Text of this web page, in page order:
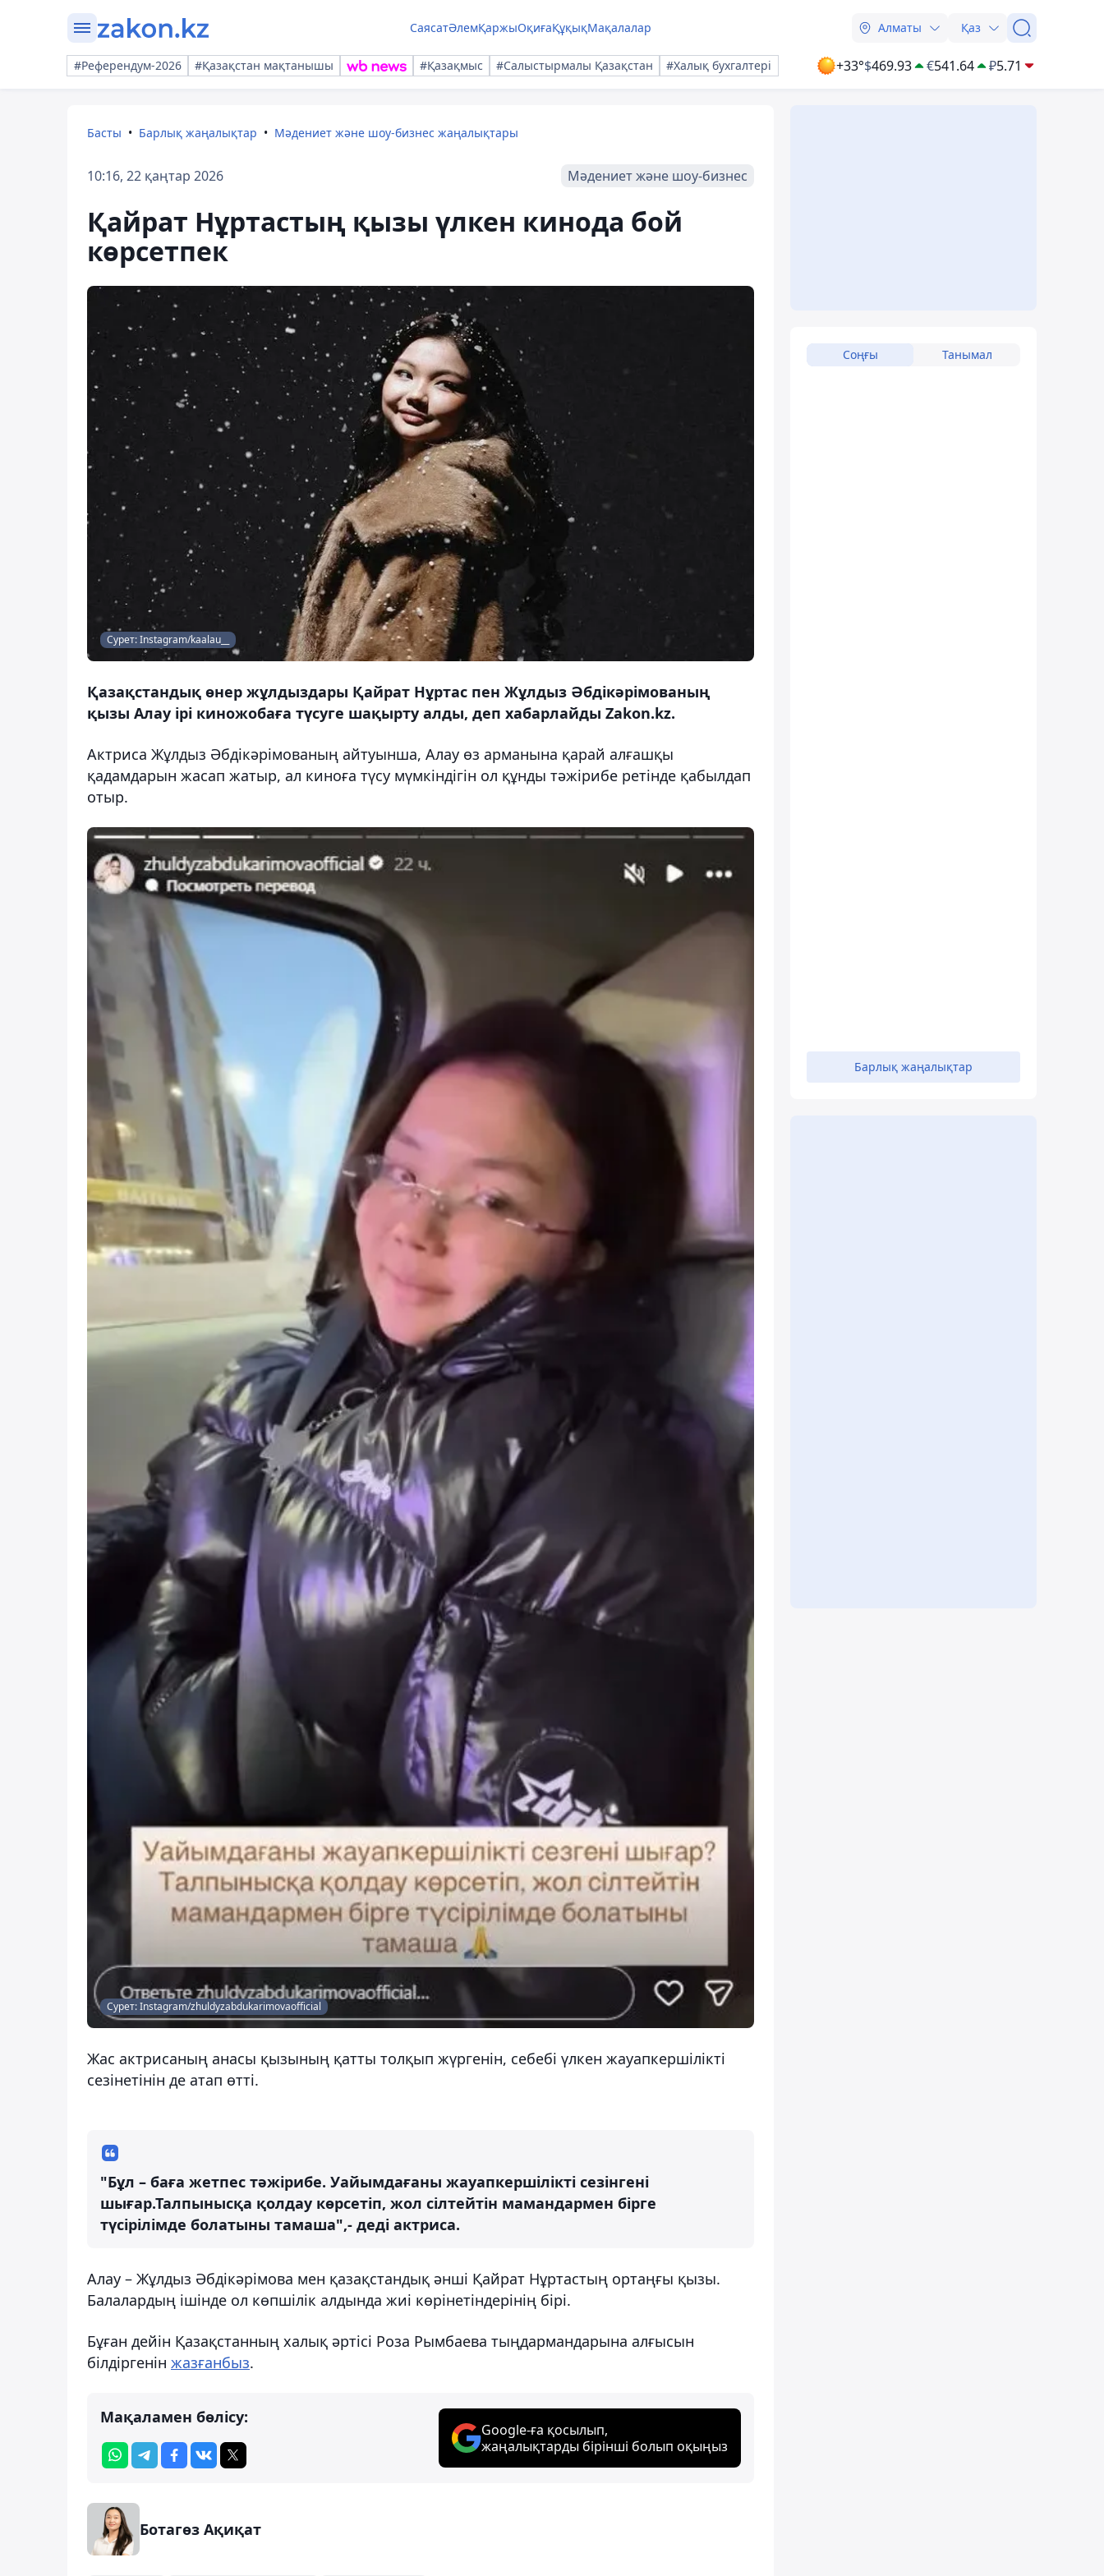
СаясатӘлемҚаржыОқиғаҚұқықМақалалар Алматы Қаз
#Референдум-2026 #Қазақстан мақтанышы #Қазақмыс #Салыстырмалы Қазақстан #Халық бухгалтері +33°$469.93 €541.64 ₽5.71
Басты Барлық жаңалықтар Мәдениет және шоу-бизнес жаңалықтары
10:16, 22 қаңтар 2026 Мәдениет және шоу-бизнес
Қайрат Нұртастың қызы үлкен кинода бой
көрсетпек
Сурет: Instagram/kaalau__
Қазақстандық өнер жұлдыздары Қайрат Нұртас пен Жұлдыз Әбдікәрімованың
қызы Алау ірі киножобаға түсуге шақырту алды, деп хабарлайды Zakon.kz.
Актриса Жұлдыз Әбдікәрімованың айтуынша, Алау өз арманына қарай алғашқы
қадамдарын жасап жатыр, ал киноға түсу мүмкіндігін ол құнды тәжірибе ретінде қабылдап
отыр.
Сурет: Instagram/zhuldyzabdukarimovaofficial
Жас актрисаның анасы қызының қатты толқып жүргенін, себебі үлкен жауапкершілікті
сезінетінін де атап өтті.
"Бұл – баға жетпес тәжірибе. Уайымдағаны жауапкершілікті сезінгені
шығар.Талпынысқа қолдау көрсетіп, жол сілтейтін мамандармен бірге
түсірілімде болатыны тамаша",- деді актриса.
Алау – Жұлдыз Әбдікәрімова мен қазақстандық әнші Қайрат Нұртастың ортаңғы қызы.
Балалардың ішінде ол көпшілік алдында жиі көрінетіндерінің бірі.
Бұған дейін Қазақстанның халық әртісі Роза Рымбаева тыңдармандарына алғысын
білдіргенін жазғанбыз.
Мақаламен бөлісу:
Google-ға қосылып,
жаңалықтарды бірінші болып оқыңыз
Ботагөз Ақиқат
Соңғы Танымал
Барлық жаңалықтар